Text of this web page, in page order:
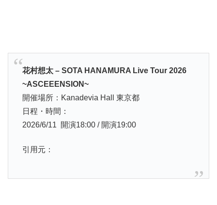
花村想太 – SOTA HANAMURA Live Tour 2026
~ASCEEENSION~
開催場所：Kanadevia Hall 東京都
日程・時間：
2026/6/11 開演18:00 / 開演19:00
引用元：